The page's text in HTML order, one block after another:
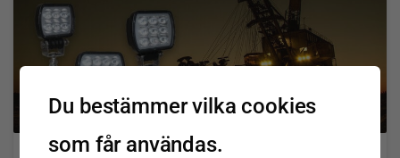
Du bestämmer vilka cookies
som får användas.